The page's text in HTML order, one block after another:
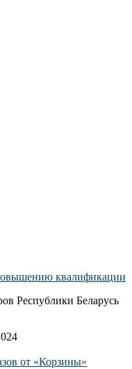
квалификации
Республики Беларусь
от «Корзины»